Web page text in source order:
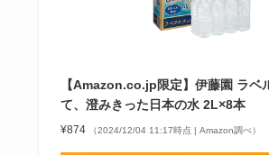
【Amazon.co.jp限定】伊藤園 ラベ
て、澄みきった日本の水 2L×8本
¥874 （2024/12/04 11:17時点 | Amazon調べ）